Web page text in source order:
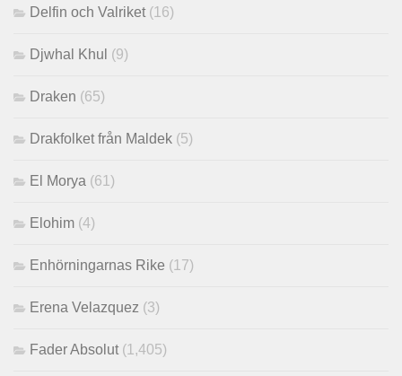
Delfin och Valriket (16)
Djwhal Khul (9)
Draken (65)
Drakfolket från Maldek (5)
El Morya (61)
Elohim (4)
Enhörningarnas Rike (17)
Erena Velazquez (3)
Fader Absolut (1,405)